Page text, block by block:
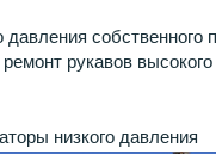
собственного
рукавов
низкого давления